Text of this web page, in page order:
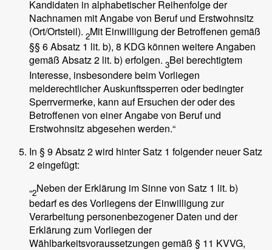
Kandidaten in alphabetischer Reihenfolge der
Nachnamen mit Angabe von Beruf und Erstwohnsitz
(Ort/Ortsteil). 2Mit Einwilligung der Betroffenen gemäß
§§ 6 Absatz 1 lit. b), 8 KDG können weitere Angaben
gemäß Absatz 2 lit. b) erfolgen. 3Bei berechtigtem
Interesse, insbesondere beim Vorliegen
melderechtlicher Auskunftssperren oder bedingter
Sperrvermerke, kann auf Ersuchen der oder des
Betroffenen von einer Angabe von Beruf und
Erstwohnsitz abgesehen werden.“
In § 9 Absatz 2 wird hinter Satz 1 folgender neuer Satz
2 eingefügt:
„2Neben der Erklärung im Sinne von Satz 1 lit. b)
bedarf es des Vorliegens der Einwilligung zur
Verarbeitung personenbezogener Daten und der
Erklärung zum Vorliegen der
Wählbarkeitsvoraussetzungen gemäß § 11 KVVG,